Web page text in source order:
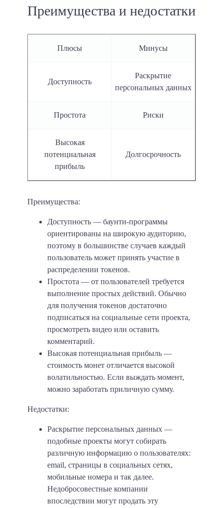
Преимущества и недостатки
Плюсы Минусы
Доступность
Раскрытие
персональных данных
Простота Риски
Высокая
потенциальная
прибыль
Долгосрочность
Преимущества:
Доступность — баунти-программы
ориентированы на широкую аудиторию,
поэтому в большинстве случаев каждый
пользователь может принять участие в
распределении токенов.
Простота — от пользователей требуется
выполнение простых действий. Обычно
для получения токенов достаточно
подписаться на социальные сети проекта,
просмотреть видео или оставить
комментарий.
Высокая потенциальная прибыль —
стоимость монет отличается высокой
волатильностью. Если выждать момент,
можно заработать приличную сумму.
Недостатки:
Раскрытие персональных данных —
подобные проекты могут собирать
различную информацию о пользователях:
email, страницы в социальных сетях,
мобильные номера и так далее.
Недобросовестные компании
впоследствии могут продать эту